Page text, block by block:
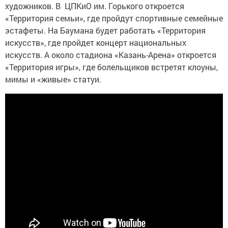
художников. В ЦПКиО им. Горького откроется
«Территория семьи», где пройдут спортивные семейные
эстафеты. На Баумана будет работать «Территория
искусств», где пройдет концерт национальных
искусств. А около стадиона «Казань-Арена» откроется
«Территория игры», где болельщиков встретят клоуны,
мимы и «живые» статуи.